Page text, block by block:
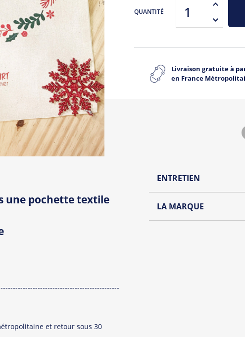
QUANTITÉ
Livraison gratuite à
en France
une pochette textile
et retour sous 30
ENTRETIEN
LA MARQUE